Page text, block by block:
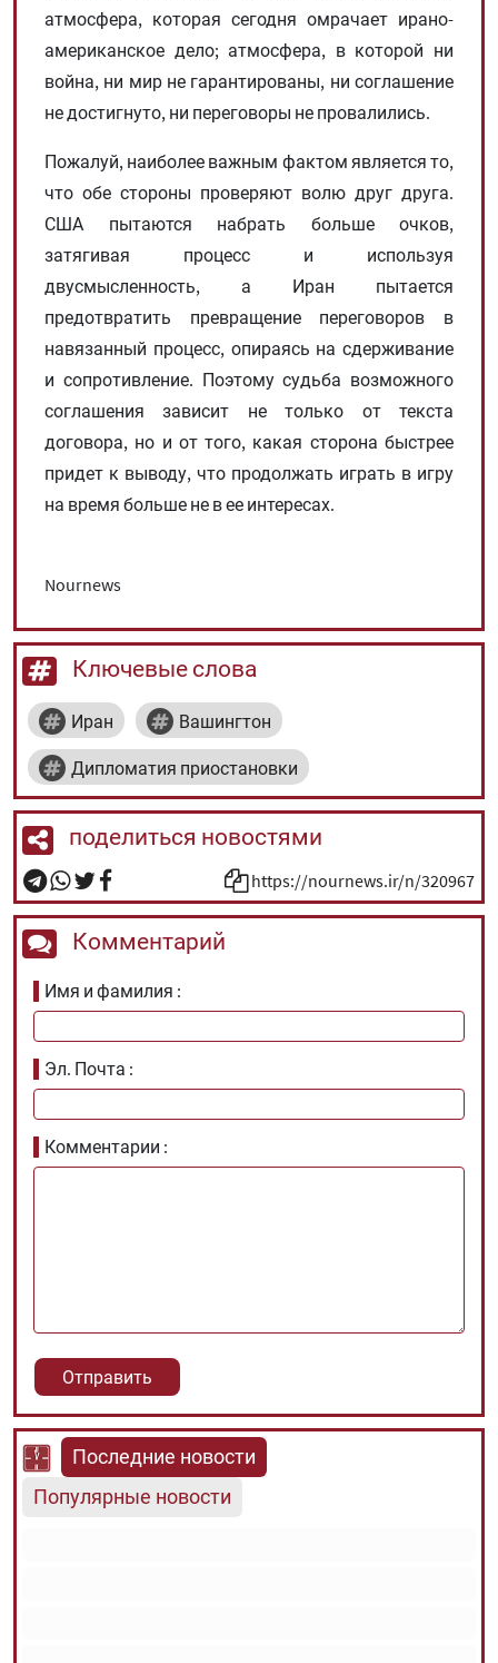
атмосфера, которая сегодня омрачает ирано-
американское дело; атмосфера, в которой ни
война, ни мир не гарантированы, ни соглашение
не достигнуто, ни переговоры не провалились.
Пожалуй, наиболее важным фактом является то,
что обе стороны проверяют волю друг друга.
США пытаются набрать больше очков,
затягивая процесс и используя
двусмысленность, а Иран пытается
предотвратить превращение переговоров в
навязанный процесс, опираясь на сдерживание
и сопротивление. Поэтому судьба возможного
соглашения зависит не только от текста
договора, но и от того, какая сторона быстрее
придет к выводу, что продолжать играть в игру
на время больше не в ее интересах.
Nournews
Ключевые слова
Иран Вашингтон
Дипломатия приостановки
поделиться новостями
https://nournews.ir/n/320967
Комментарий
Имя и фамилия
Эл. Почта
Комментарии
Последние новости
Популярные новости